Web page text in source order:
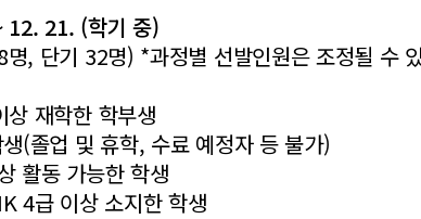
21. (학기 중)
명, 단기 32명) *과정별 선발인원은 조정될 수
재학한 학부생
(졸업 및 휴학, 수료 예정자 등 불가)
활동 가능한 학생
4급 이상 소지한 학생